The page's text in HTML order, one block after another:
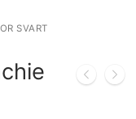
SVART